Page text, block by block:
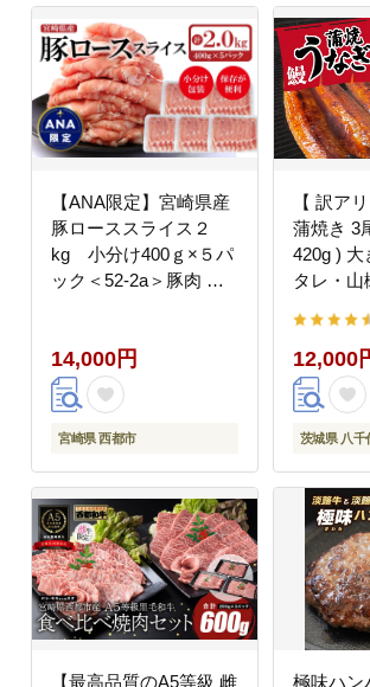
【ANA限定】宮崎県産
豚ローススライス２
kg 小分け400ｇ×５パ
ック＜52-2a＞豚肉 肉
しゃぶ すき焼き
14,000円
宮崎県 西都市
【 訳ア
蒲焼き 3
420g ) 大
タレ・山
な重 ひ
茨城 八
納税 冷凍
12,000
茨城県 八千
【最高品質のA5等級 雌
極味ハン